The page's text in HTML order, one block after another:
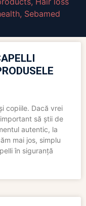
, Sebamed
copiile. Dacă vrei
să știi de
autentic, la
mai jos, simplu
în siguranță